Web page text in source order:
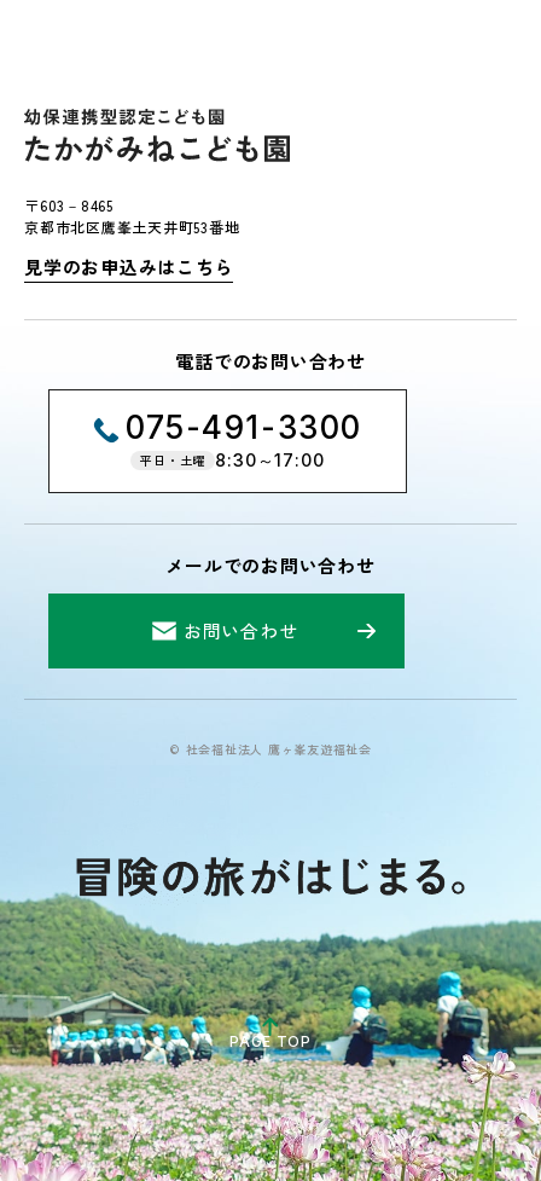
〒603－8465
京都市北区鷹峯土天井町53番地
見学のお申込みはこちら
電話でのお問い合わせ
075-491-3300
平日・土曜 8:30～17:00
メールでのお問い合わせ
お問い合わせ
© 社会福祉法人 鷹ヶ峯友遊福祉会
PAGE TOP